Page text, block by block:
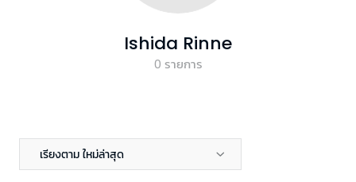
Ishida Rinne
0 รายการ
เรียงตาม ใหม่ล่าสุด